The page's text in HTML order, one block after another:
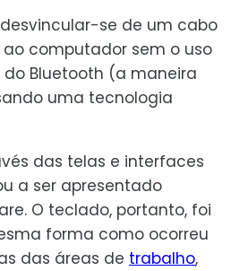
se de um cabo
computador sem o uso
Bluetooth (a maneira
uma tecnologia
das telas e interfaces
a ser apresentado
O teclado, portanto, foi
forma como ocorreu
das áreas de trabalho,